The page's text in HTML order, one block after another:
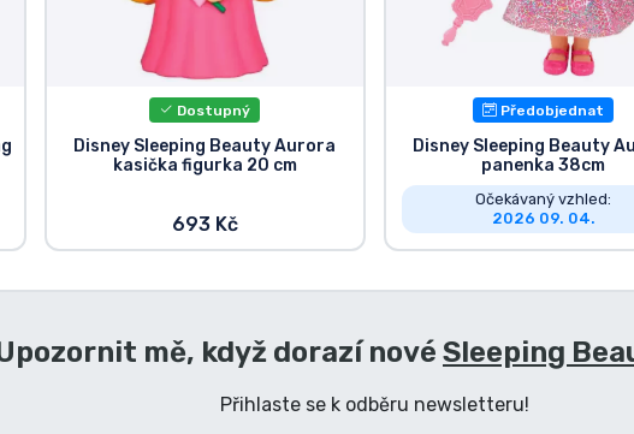
Dostupný
Disney Sleeping Beauty Aurora
kasička figurka 20 cm
693 Kč
Předobjednat
Disney Sleeping Beauty
panenka 38cm
Očekávaný vzhled:
2026 09. 04.
mě, když dorazí nové Sleeping
Přihlaste se k odběru newsletteru!